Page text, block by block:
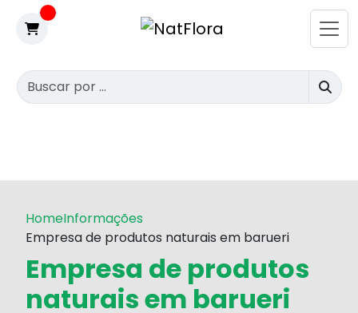
HomeInformações
Empresa de produtos naturais em barueri
Empresa de produtos
naturais em barueri